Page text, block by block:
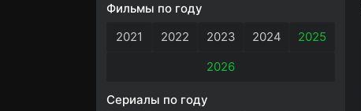
Фильмы по году
2021
2022 2023 2024
2025
2026
Сериалы по году